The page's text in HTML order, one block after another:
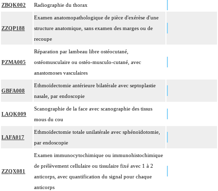
ZBQK002 Radiographie du thorax
ZZQP188
Examen anatomopathologique de pièce d'exérèse d'une
structure anatomique, sans examen des marges ou de
recoupe
PZMA005
Réparation par lambeau libre ostéocutané,
ostéomusculaire ou ostéo-musculo-cutané, avec
anastomoses vasculaires
GBFA008
Ethmoïdectomie antérieure bilatérale avec septoplastie
nasale, par endoscopie
LAQK009
Scanographie de la face avec scanographie des tissus
mous du cou
LAFA017
Ethmoïdectomie totale unilatérale avec sphénoïdotomie,
par endoscopie
ZZQX081
Examen immunocytochimique ou immunohistochimique
de prélèvement cellulaire ou tissulaire fixé avec 1 à 2
anticorps, avec quantification du signal pour chaque
anticorps